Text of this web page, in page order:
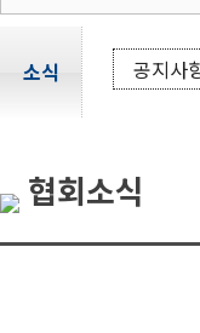
소식
공지사
협회소식